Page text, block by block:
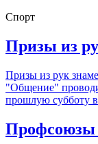
Спорт
Призы из
Призы из рук
"Общение"
прошлую субботу
Профсоюзы